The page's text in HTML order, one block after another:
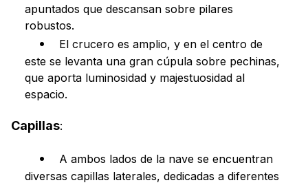
apuntados que descansan sobre pilares
robustos.
El crucero es amplio, y en el centro de
este se levanta una gran cúpula sobre pechinas,
que aporta luminosidad y majestuosidad al
espacio.
Capillas:
A ambos lados de la nave se encuentran
diversas capillas laterales, dedicadas a diferentes